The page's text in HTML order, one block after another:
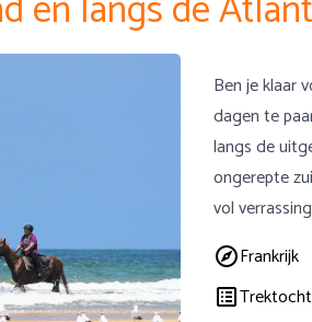
Ben je klaar
dagen te
langs de
ongerepte
vol
Frankrijk